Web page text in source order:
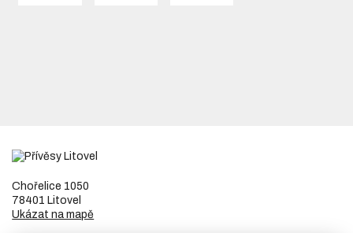
Chořelice 1050
78401 Litovel
Ukázat na mapě